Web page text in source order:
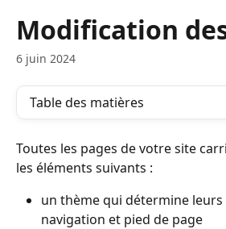
Modification
6 juin 2024
Table des matières
Toutes les pages de votre site
les éléments suivants :
un thème qui détermine leurs
navigation et pied de page